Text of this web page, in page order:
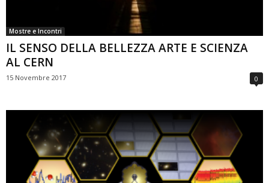
Mostre e Incontri
IL SENSO DELLA BELLEZZA ARTE E SCIENZA
AL CERN
15 Novembre 2017 0